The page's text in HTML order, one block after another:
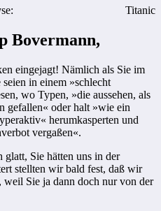
Titanic
Bovermann,
eingejagt! Nämlich als Sie im
in einem »schlecht
wo Typen, »die aussehen, als
gefallen« oder halt »wie ein
herumkasperten und
vergaßen«.
Sie hätten uns in der
stellten wir bald fest, daß wir
Sie ja dann doch nur von der